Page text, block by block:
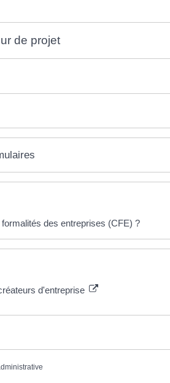
de projet
des entreprises (CFE) ?
d'entreprise